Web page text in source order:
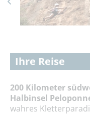
Ihre Reise
200 Kilometer
Halbinsel
wahres